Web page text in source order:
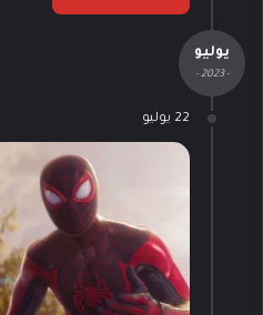
يوليو
- 2023 -
22 يوليو